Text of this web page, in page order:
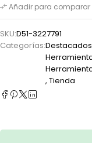
Añadir para comparar
SKU:D51-3227791
Categorías:Destacados
, Tienda